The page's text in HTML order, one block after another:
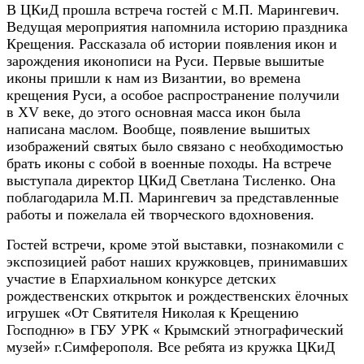
В ЦКиД прошла встреча гостей с М.П. Марингевич.
Ведущая мероприятия напомнила историю праздника
Крещения. Рассказала об истории появления икон и
зарождения иконописи на Руси. Первые вышитые
иконы пришли к нам из Византии, во времена
крещения Руси, а особое распространение получили
в XV веке, до этого основная масса икон была
написана маслом. Вообще, появление вышитых
изображений святых было связано с необходимостью
брать иконы с собой в военные походы. На встрече
выступала директор ЦКиД Светлана Тисленко. Она
поблагодарила М.П. Марингевич за представленные
работы и пожелала ей творческого вдохновения.
Гостей встречи, кроме этой выставки, познакомили с
экспозицией работ наших кружковцев, принимавших
участие в Епархиальном конкурсе детских
рождественских открыток и рождественских ёлочных
игрушек «От Святителя Николая к Крещению
Господню» в ГБУ УРК « Крымский этнографический
музей» г.Симферополя. Все ребята из кружка ЦКиД